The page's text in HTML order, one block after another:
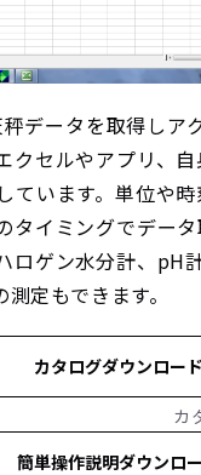
データを取得しア
クセルやアプリ、
ています。単位や
タイミングでデー
ロゲン水分計、pH
定もできます。
カタログダウンロード
カ
簡単操作説明ダウンロ